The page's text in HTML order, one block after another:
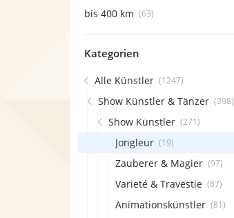
bis 400 km (63)
Kategorien
Alle Künstler (1247)
Show Künstler & Tänzer (298)
Show Künstler (271)
Jongleur (19)
Zauberer & Magier (97)
Varieté & Travestie (87)
Animationskünstler (81)